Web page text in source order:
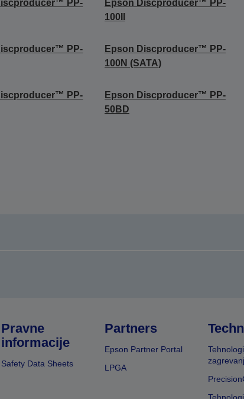
PP-
Epson Discproducer™ PP-
100II
PP-
Epson Discproducer™ PP-
100N (SATA)
PP-
Epson Discproducer™ PP-
50BD
Pravne
informacije
Safety Data Sheets
Partners
Epson Partner Portal
LPGA